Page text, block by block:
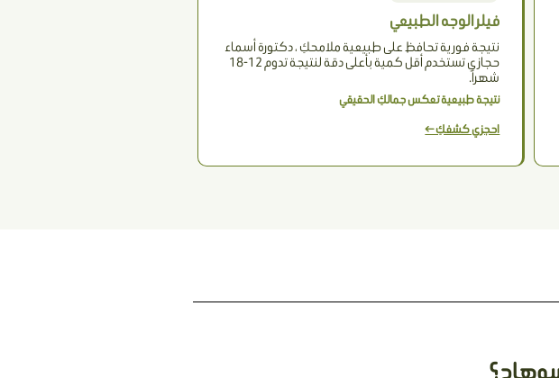
فيلر الوجه الطبيعي
نتيجة فورية تحافظ على طبيعية ملامحكِ ، دكتورة أسماء
حجازي تستخدم أقل كمية بأعلى دقة لنتيجة تدوم 12-18
شهراً.
نتيجة طبيعية تعكس جمالكِ الحقيقي
احجزي كشفكِ ←